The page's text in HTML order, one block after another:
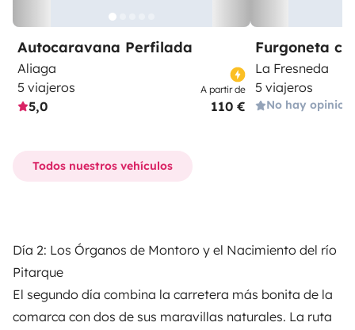
Autocaravana Perfilada
Aliaga
5 viajeros
5,0
A partir de
110 €
Furgoneta
La Fresneda
5 viajeros
No hay
Todos nuestros vehículos
Día 2: Los Órganos de Montoro y el Nacimiento del río
Pitarque
El segundo día combina la carretera más bonita de la
comarca con dos de sus maravillas naturales. La ruta